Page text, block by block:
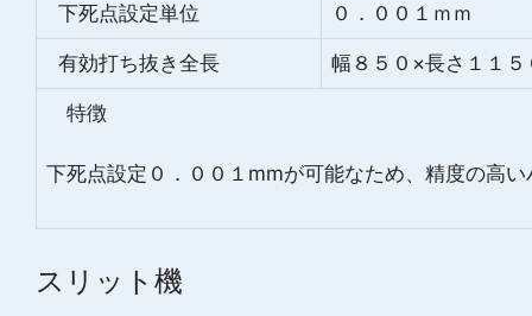
下死点設定単位 ０．００１ｍｍ
有効打ち抜き全長 幅８５０×長さ１１５
特徴
下死点設定０．００１mmが可能なため、精度の高
スリット機